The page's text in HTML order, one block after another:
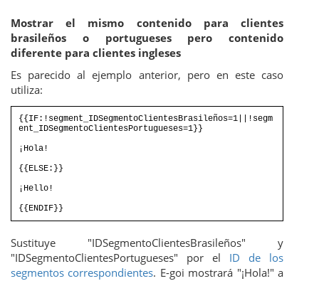
Mostrar el mismo contenido para clientes
brasileños o portugueses pero contenido
diferente para clientes ingleses
Es parecido al ejemplo anterior, pero en este caso
utiliza:
{{IF:!segment_IDSegmentoClientesBrasileños=1||!segm
ent_IDSegmentoClientesPortugueses=1}}
¡Hola!
{{ELSE:}}
¡Hello!
{{ENDIF}}
Sustituye "IDSegmentoClientesBrasileños" y
"IDSegmentoClientesPortugueses" por el ID de los
segmentos correspondientes. E-goi mostrará "¡Hola!" a